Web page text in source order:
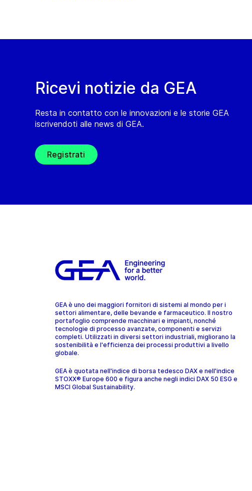
Ricevi notizie da GEA
Resta in contatto con le innovazioni e le storie GEA
iscrivendoti alle news di GEA.
Registrati
GEA è uno dei maggiori fornitori di sistemi al mondo per i
settori alimentare, delle bevande e farmaceutico. Il nostro
portafoglio comprende macchinari e impianti, nonché
tecnologie di processo avanzate, componenti e servizi
completi. Utilizzati in diversi settori industriali, migliorano la
sostenibilità e l'efficienza dei processi produttivi a livello
globale.
GEA è quotata nell'indice di borsa tedesco DAX e nell'indice
STOXX® Europe 600 e figura anche negli indici DAX 50 ESG e
MSCI Global Sustainability.